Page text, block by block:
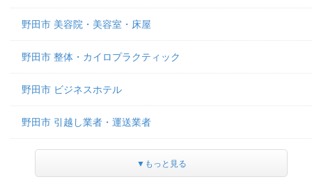
野田市 美容院・美容室・床屋
野田市 整体・カイロプラクティック
野田市 ビジネスホテル
野田市 引越し業者・運送業者
▼もっと見る